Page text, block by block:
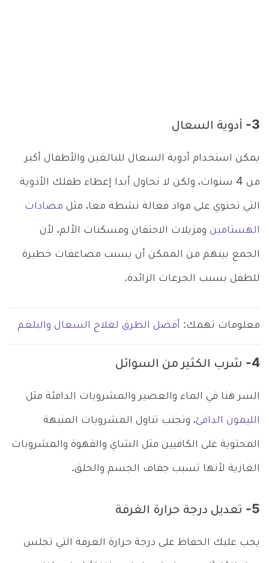
3- أدوية السعال
يمكن استخدام أدوية السعال للبالغين والأطفال أكبر
من 4 سنوات، ولكن لا تحاول أبدا إعطاء طفلك الأدوية
التي تحتوي على مواد فعالة نشطة معا، مثل مضادات
الهستامين ومزيلات الاحتقان ومسكنات الألم، لأن
الجمع بينهم من الممكن أن يسبب مضاعفات خطيرة
للطفل بسبب الجرعات الزائدة.
معلومات تهمك: أفضل الطرق لعلاج السعال والبلغم
4- شرب الكثير من السوائل
السر هنا في الماء والعصير والمشروبات الدافئة مثل
الليمون الدافئ، وتجنب تناول المشروبات المنبهة
المحتوية على الكافيين مثل الشاي والقهوة والمشروبات
الغازية لأنها تسبب جفاف الجسم والحلق.
5- تعديل درجة حرارة الغرفة
يجب عليك الحفاظ على درجة حرارة الغرفة التي تجلس